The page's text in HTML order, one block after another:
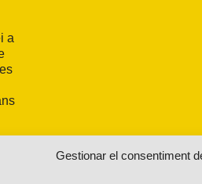
Gestionar el consentiment
a